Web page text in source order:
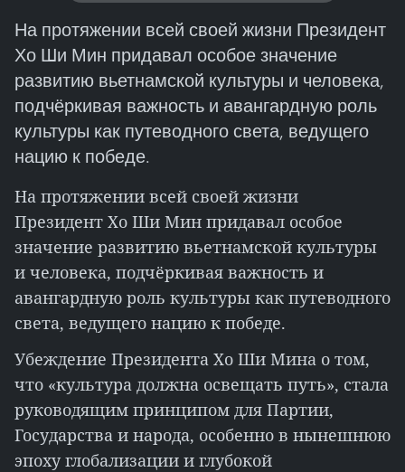
На протяжении всей своей жизни Президент
Хо Ши Мин придавал особое значение
развитию вьетнамской культуры и человека,
подчёркивая важность и авангардную роль
культуры как путеводного света, ведущего
нацию к победе.
На протяжении всей своей жизни
Президент Хо Ши Мин придавал особое
значение развитию вьетнамской культуры
и человека, подчёркивая важность и
авангардную роль культуры как путеводного
света, ведущего нацию к победе.
Убеждение Президента Хо Ши Мина о том,
что «культура должна освещать путь», стала
руководящим принципом для Партии,
Государства и народа, особенно в нынешнюю
эпоху глобализации и глубокой